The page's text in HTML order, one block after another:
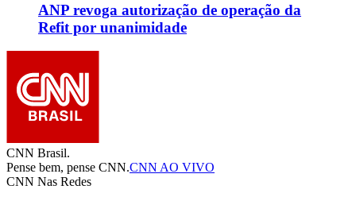
ANP revoga autorização de operação da
Refit por unanimidade
CNN Brasil.
Pense bem, pense CNN.CNN AO VIVO
CNN Nas Redes